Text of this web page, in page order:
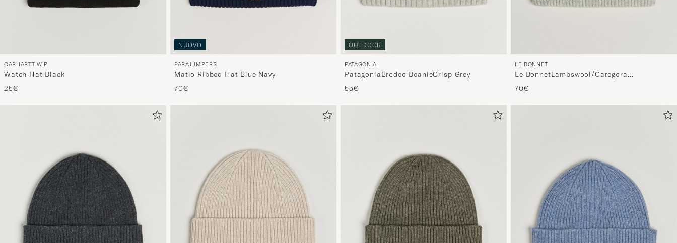
CARHARTT WIP
Watch Hat Black
25€
NUOVO
PARAJUMPERS
Matio Ribbed Hat Blue Navy
70€
OUTDOOR
PATAGONIA
PatagoniaBrodeo BeanieCrisp Grey
55€
LE BONNET
Le BonnetLambswool/Caregora
BeanieSilver
70€